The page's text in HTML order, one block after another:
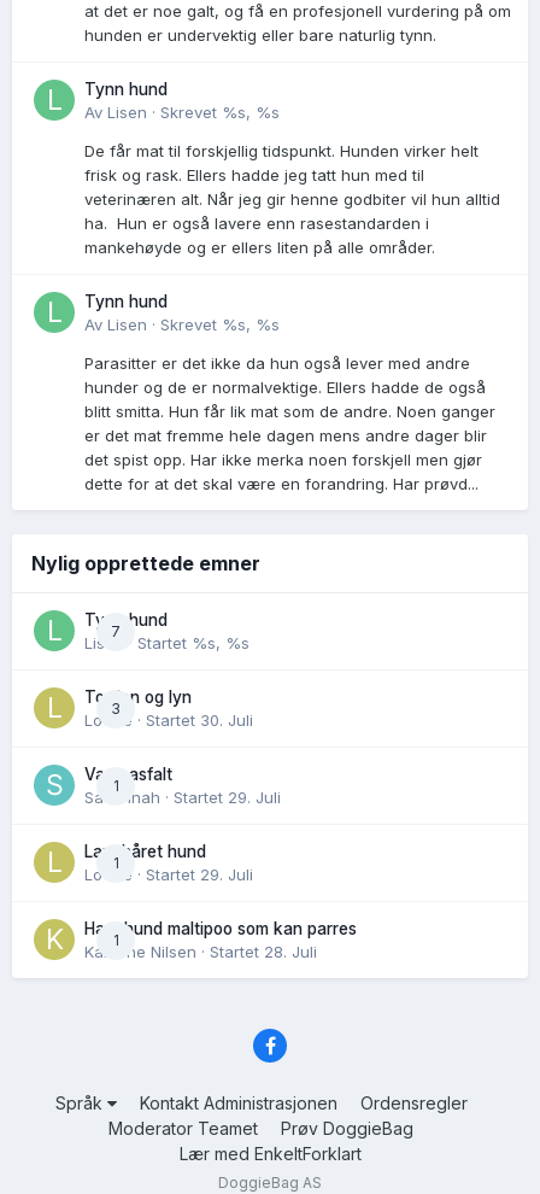
at det er noe galt, og få en profesjonell vurdering på om
hunden er undervektig eller bare naturlig tynn.
Tynn hund
Av Lisen · Skrevet %s, %s
De får mat til forskjellig tidspunkt. Hunden virker helt
frisk og rask. Ellers hadde jeg tatt hun med til
veterinæren alt. Når jeg gir henne godbiter vil hun alltid
ha. Hun er også lavere enn rasestandarden i
mankehøyde og er ellers liten på alle områder.
Tynn hund
Av Lisen · Skrevet %s, %s
Parasitter er det ikke da hun også lever med andre
hunder og de er normalvektige. Ellers hadde de også
blitt smitta. Hun får lik mat som de andre. Noen ganger
er det mat fremme hele dagen mens andre dager blir
det spist opp. Har ikke merka noen forskjell men gjør
dette for at det skal være en forandring. Har prøvd...
Nylig opprettede emner
7
Tynn hund
Lisen
· Startet %s, %s
3
Torden og lyn
Lovise · Startet 30. Juli
1
Varm asfalt
Savannah · Startet 29. Juli
1
Langhåret hund
Lovise · Startet 29. Juli
1
Hannhund maltipoo som kan parres
Karoline Nilsen · Startet 28. Juli
Språk Kontakt Administrasjonen
Ordensregler
Moderator Teamet
Prøv DoggieBag
Lær med EnkeltForklart
DoggieBag AS